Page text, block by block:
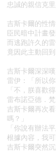
忠誠的親信克
吉斯卡爾的性
臣民暗中計畫
而逃跑許久的雷
竟因此主動回
吉斯卡爾深深
雷伊：「所以
「不，朕喜歡
雷布諾亞德．梵
吉斯卡爾再次
嗎？」
「你說有辦法
根據內容，我
吉斯卡爾突然